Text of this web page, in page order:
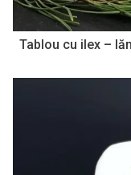
Tablou cu ilex –